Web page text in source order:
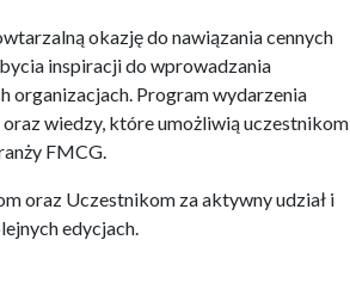
okazję do nawiązania cennych
inspiracji do wprowadzania
organizacjach. Program wydarzenia
wiedzy, które umożliwią uczestnikom
FMCG.
oraz Uczestnikom za aktywny udział i
edycjach.